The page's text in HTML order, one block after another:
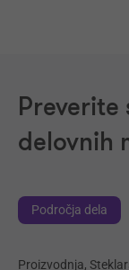
Preverite
delovnih
Področja dela
Proizvodnja,